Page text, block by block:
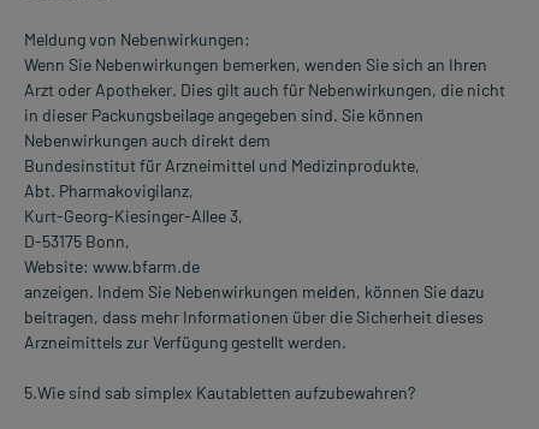
Meldung von Nebenwirkungen:
Wenn Sie Nebenwirkungen bemerken, wenden Sie sich an Ihren
Arzt oder Apotheker. Dies gilt auch für Nebenwirkungen, die nicht
in dieser Packungsbeilage angegeben sind. Sie können
Nebenwirkungen auch direkt dem
Bundesinstitut für Arzneimittel und Medizinprodukte,
Abt. Pharmakovigilanz,
Kurt-Georg-Kiesinger-Allee 3,
D-53175 Bonn,
Website: www.bfarm.de
anzeigen. Indem Sie Nebenwirkungen melden, können Sie dazu
beitragen, dass mehr Informationen über die Sicherheit dieses
Arzneimittels zur Verfügung gestellt werden.
5.Wie sind sab simplex Kautabletten aufzubewahren?